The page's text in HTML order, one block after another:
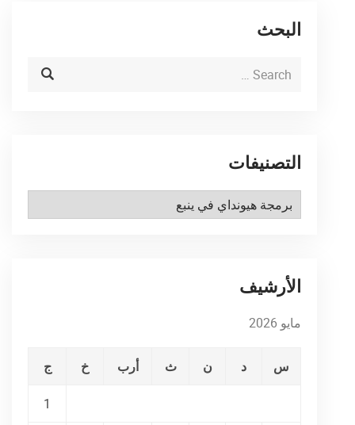
البحث
التصنيفات
التصنيفات
الأرشيف
مايو 2026
س د ن ث أرب خ ج
1